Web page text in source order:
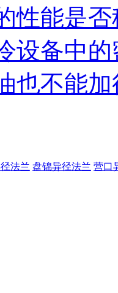
性能是
设备中
也不能
径法兰 盘锦异径法兰 营口